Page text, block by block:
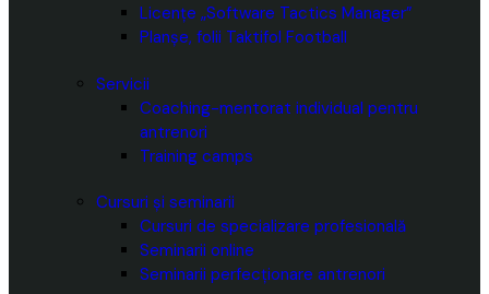
Licențe „Software Tactics Manager”
Planșe, folii Taktifol Football
Servicii
Coaching-mentorat individual pentru
antrenori
Training camps
Cursuri și seminarii
Cursuri de specializare profesională
Seminarii online
Seminarii perfecționare antrenori